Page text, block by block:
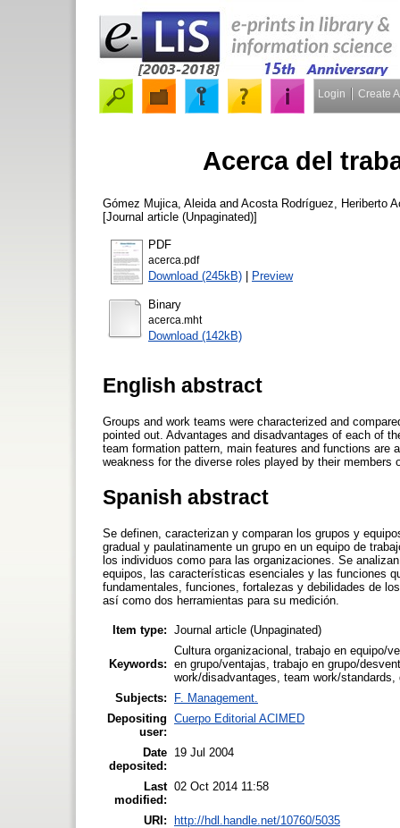
Login Create
Acerca del
Gómez Mujica, Aleida and Acosta Rodríguez, Heriberto
[Journal article (Unpaginated)]
PDF
acerca.pdf
Download (245kB) | Preview
Binary
acerca.mht
Download (142kB)
English abstract
Groups and work teams were characterized and
pointed out. Advantages and disadvantages of each of
team formation pattern, main features and functions
weakness for the diverse roles played by their
Spanish abstract
Se definen, caracterizan y comparan los grupos y
gradual y paulatinamente un grupo en un equipo de
los individuos como para las organizaciones. Se
equipos, las características esenciales y las funciones
fundamentales, funciones, fortalezas y debilidades de
así como dos herramientas para su medición.
Item type: Journal article (Unpaginated)
Keywords:
Cultura organizacional, trabajo en equipo/
en grupo/ventajas, trabajo en grupo/
work/disadvantages, team work/
Subjects:
F. Management.
Depositing
user:
Cuerpo Editorial ACIMED
Date
deposited:
19 Jul 2004
Last
modified:
02 Oct 2014 11:58
URI: http://hdl.handle.net/10760/5035